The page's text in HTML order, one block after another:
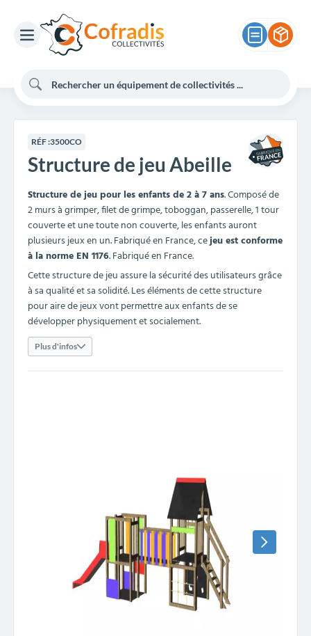
RÉF :3500CO
Structure de jeu Abeille
Structure de jeu pour les enfants de 2 à 7 ans. Composé de
2 murs à grimper, filet de grimpe, toboggan, passerelle, 1 tour
couverte et une toute non couverte, les enfants auront
plusieurs jeux en un. Fabriqué en France, cejeu est conforme
à la norme EN 1176. Fabriqué en France.
Cette structure de jeu assure la sécurité des utilisateurs grâce
à sa qualité et sa solidité. Les éléments de cette structure
pour aire de jeux vont permettre aux enfants de se
développer physiquement et socialement.
Plus d'infos